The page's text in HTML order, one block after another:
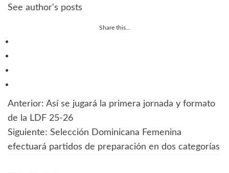
See author's posts
Share this...
Navegación
de
entradas
Anterior: Así se jugará la primera jornada y formato
de la LDF 25-26
Siguiente: Selección Dominicana Femenina
efectuará partidos de preparación en dos categorías